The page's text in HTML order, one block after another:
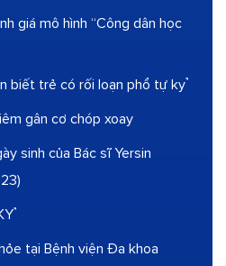
giá mô hình “Công dân học
biết trẻ có rối loạn phổ tự kỷ
gân cơ chóp xoay
sinh của Bác sĩ Yersin
tại Bệnh viện Đa khoa